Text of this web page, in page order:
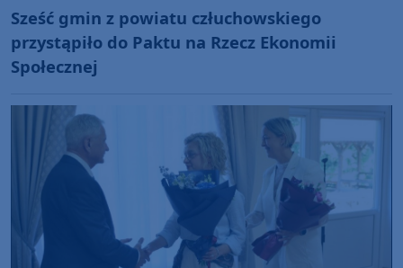
Sześć gmin z powiatu człuchowskiego
przystąpiło do Paktu na Rzecz Ekonomii
Społecznej